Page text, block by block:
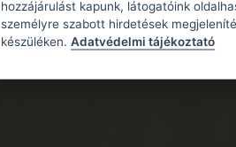
hozzájárulást kapunk, látogatóink
személyre szabott hirdetések
készüléken. Adatvédelmi tájékoztató